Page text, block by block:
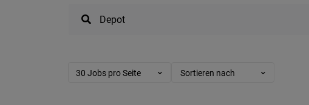
30 Jobs pro Seite Sortieren nach